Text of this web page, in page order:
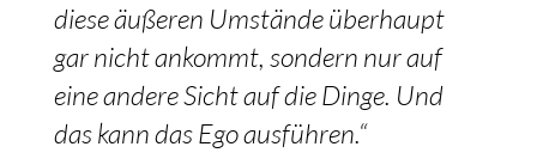
diese äußeren Umstände überhaupt
gar nicht ankommt, sondern nur auf
eine andere Sicht auf die Dinge. Und
das kann das Ego ausführen.“